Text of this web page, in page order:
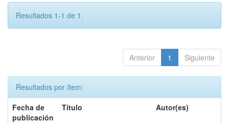
Resultados 1-1 de 1.
Anterior 1 Siguiente
Resultados por ítem:
Fecha de
publicación
Título Autor(es)